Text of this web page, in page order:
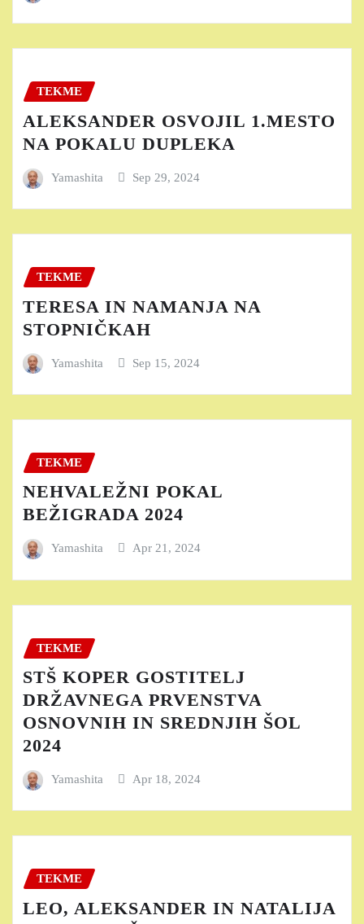
TEKME
ALEKSANDER OSVOJIL 1.MESTO
NA POKALU DUPLEKA
Yamashita Sep 29, 2024
TEKME
TERESA IN NAMANJA NA
STOPNIČKAH
Yamashita Sep 15, 2024
TEKME
NEHVALEŽNI POKAL
BEŽIGRADA 2024
Yamashita Apr 21, 2024
TEKME
STŠ KOPER GOSTITELJ
DRŽAVNEGA PRVENSTVA
OSNOVNIH IN SREDNJIH ŠOL
2024
Yamashita Apr 18, 2024
TEKME
LEO, ALEKSANDER IN NATALIJA